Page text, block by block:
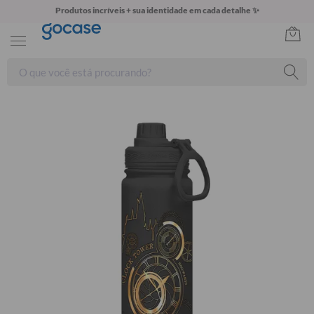
Produtos incríveis + sua identidade em cada detalhe ✨